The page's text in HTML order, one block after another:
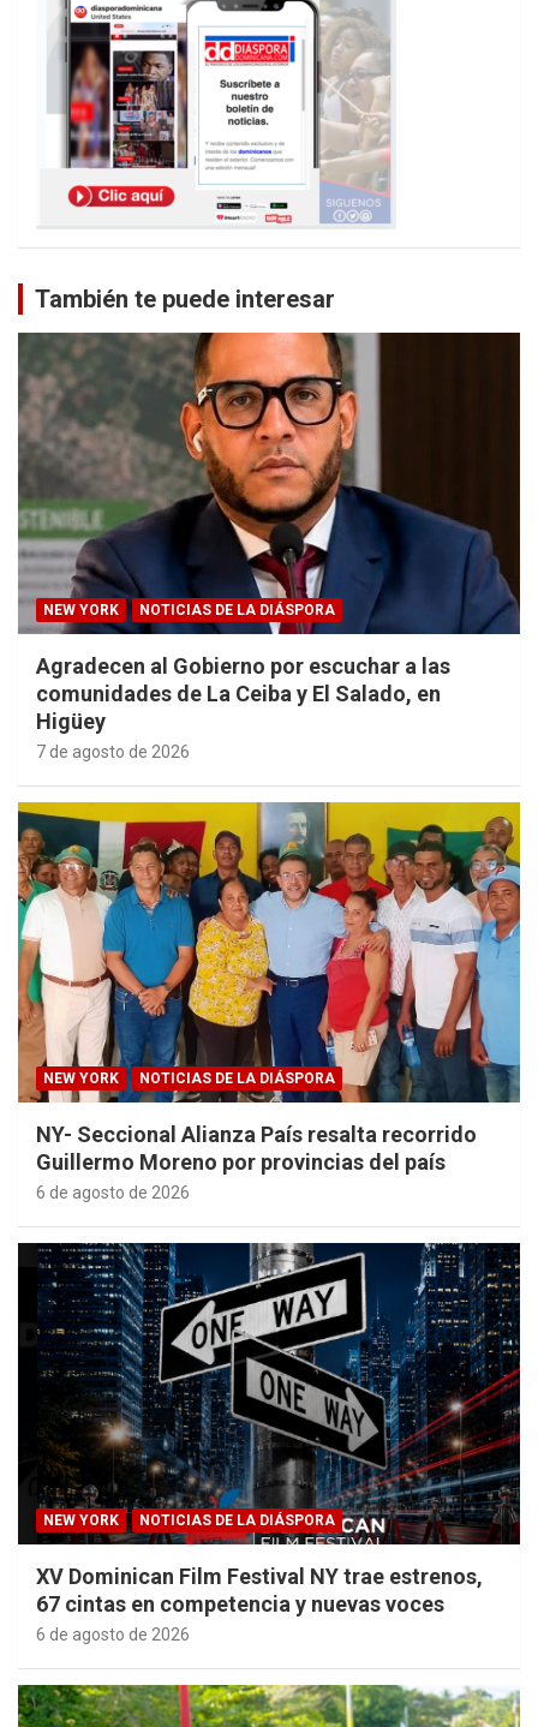
También te puede interesar
NEW YORK NOTICIAS DE LA DIÁSPORA
Agradecen al Gobierno por escuchar a las
comunidades de La Ceiba y El Salado, en
Higüey
7 de agosto de 2026
NEW YORK NOTICIAS DE LA DIÁSPORA
NY- Seccional Alianza País resalta recorrido
Guillermo Moreno por provincias del país
6 de agosto de 2026
NEW YORK NOTICIAS DE LA DIÁSPORA
XV Dominican Film Festival NY trae estrenos,
67 cintas en competencia y nuevas voces
6 de agosto de 2026